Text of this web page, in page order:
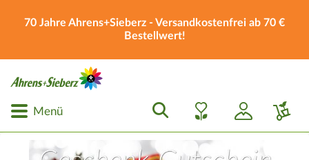
70 Jahre Ahrens+Sieberz - Versandkostenfrei ab 70 €
Bestellwert!
Menü